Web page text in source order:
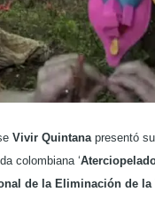
Vivir Quintanapresentó
colombiana ‘
de la Eliminación de